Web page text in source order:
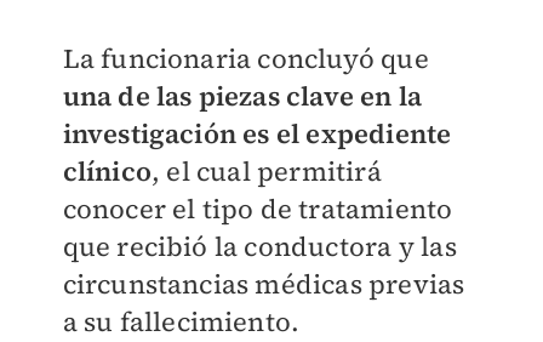
La funcionaria concluyó que
una de las piezas clave en la
investigación es el expediente
clínico, el cual permitirá
conocer el tipo de tratamiento
que recibió la conductora y las
circunstancias médicas previas
a su fallecimiento.